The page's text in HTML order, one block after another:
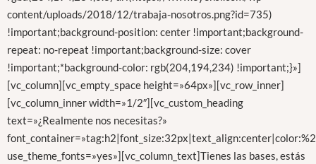
content/uploads/2018/12/trabaja-nosotros.png?id=735)
!important;background-position: center !important;background-
repeat: no-repeat !important;background-size: cover
!important;*background-color: rgb(204,194,234) !important;}»]
[vc_column][vc_empty_space height=»64px»][vc_row_inner]
[vc_column_inner width=»1/2″][vc_custom_heading
text=»¿Realmente nos necesitas?»
use_theme_fonts=»yes»][vc_column_text]Tienes las bases, estás